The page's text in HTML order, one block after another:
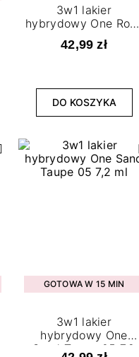
3w1 lakier
hybrydowy One Rose
Glow 01 7,2 ml
42,99 zł
DO KOSZYKA
GOTOWA W 15 MIN
3w1 lakier
hybrydowy One
Sand Taupe 05 7,2